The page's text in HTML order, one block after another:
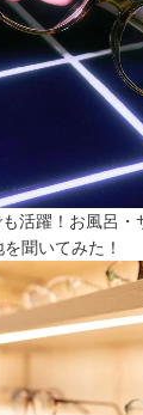
活躍！お風呂・
聞いてみた！